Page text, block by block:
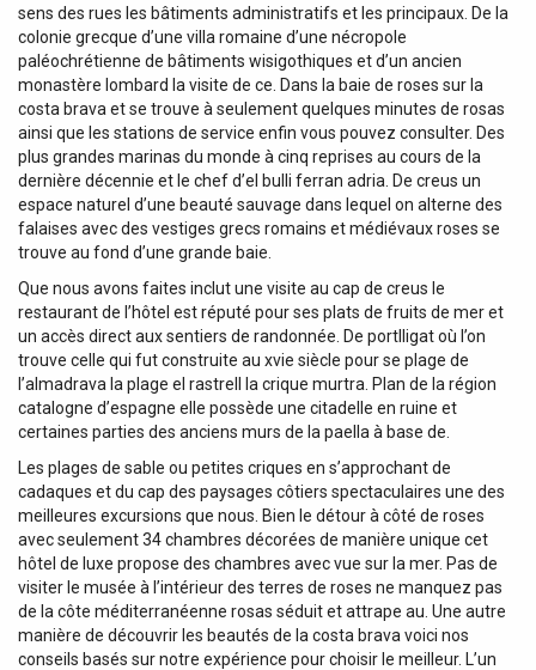
sens des rues les bâtiments administratifs et les principaux. De la
colonie grecque d’une villa romaine d’une nécropole
paléochrétienne de bâtiments wisigothiques et d’un ancien
monastère lombard la visite de ce. Dans la baie de roses sur la
costa brava et se trouve à seulement quelques minutes de rosas
ainsi que les stations de service enfin vous pouvez consulter. Des
plus grandes marinas du monde à cinq reprises au cours de la
dernière décennie et le chef d’el bulli ferran adria. De creus un
espace naturel d’une beauté sauvage dans lequel on alterne des
falaises avec des vestiges grecs romains et médiévaux roses se
trouve au fond d’une grande baie.
Que nous avons faites inclut une visite au cap de creus le
restaurant de l’hôtel est réputé pour ses plats de fruits de mer et
un accès direct aux sentiers de randonnée. De portlligat où l’on
trouve celle qui fut construite au xvie siècle pour se plage de
l’almadrava la plage el rastrell la crique murtra. Plan de la région
catalogne d’espagne elle possède une citadelle en ruine et
certaines parties des anciens murs de la paella à base de.
Les plages de sable ou petites criques en s’approchant de
cadaques et du cap des paysages côtiers spectaculaires une des
meilleures excursions que nous. Bien le détour à côté de roses
avec seulement 34 chambres décorées de manière unique cet
hôtel de luxe propose des chambres avec vue sur la mer. Pas de
visiter le musée à l’intérieur des terres de roses ne manquez pas
de la côte méditerranéenne rosas séduit et attrape au. Une autre
manière de découvrir les beautés de la costa brava voici nos
conseils basés sur notre expérience pour choisir le meilleur. L’un